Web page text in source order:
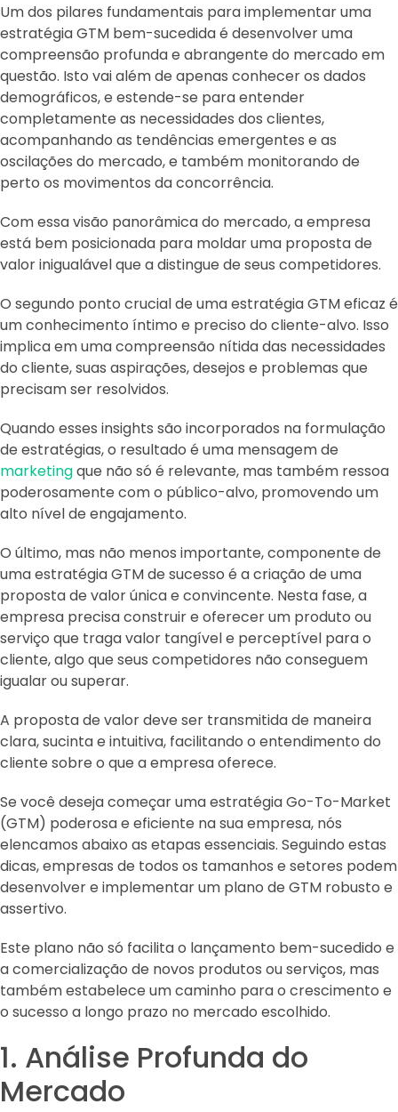
Um dos pilares fundamentais para implementar uma
estratégia GTM bem-sucedida é desenvolver uma
compreensão profunda e abrangente do mercado em
questão. Isto vai além de apenas conhecer os dados
demográficos, e estende-se para entender
completamente as necessidades dos clientes,
acompanhando as tendências emergentes e as
oscilações do mercado, e também monitorando de
perto os movimentos da concorrência.
Com essa visão panorâmica do mercado, a empresa
está bem posicionada para moldar uma proposta de
valor inigualável que a distingue de seus competidores.
O segundo ponto crucial de uma estratégia GTM eficaz é
um conhecimento íntimo e preciso do cliente-alvo. Isso
implica em uma compreensão nítida das necessidades
do cliente, suas aspirações, desejos e problemas que
precisam ser resolvidos.
Quando esses insights são incorporados na formulação
de estratégias, o resultado é uma mensagem de
marketingque não só é relevante, mas também ressoa
poderosamente com o público-alvo, promovendo um
alto nível de engajamento.
O último, mas não menos importante, componente de
uma estratégia GTM de sucesso é a criação de uma
proposta de valor única e convincente. Nesta fase, a
empresa precisa construir e oferecer um produto ou
serviço que traga valor tangível e perceptível para o
cliente, algo que seus competidores não conseguem
igualar ou superar.
A proposta de valor deve ser transmitida de maneira
clara, sucinta e intuitiva, facilitando o entendimento do
cliente sobre o que a empresa oferece.
Se você deseja começar uma estratégia Go-To-Market
(GTM) poderosa e eficiente na sua empresa, nós
elencamos abaixo as etapas essenciais. Seguindo estas
dicas, empresas de todos os tamanhos e setores podem
desenvolver e implementar um plano de GTM robusto e
assertivo.
Este plano não só facilita o lançamento bem-sucedido e
a comercialização de novos produtos ou serviços, mas
também estabelece um caminho para o crescimento e
o sucesso a longo prazo no mercado escolhido.
1. Análise Profunda do
Mercado